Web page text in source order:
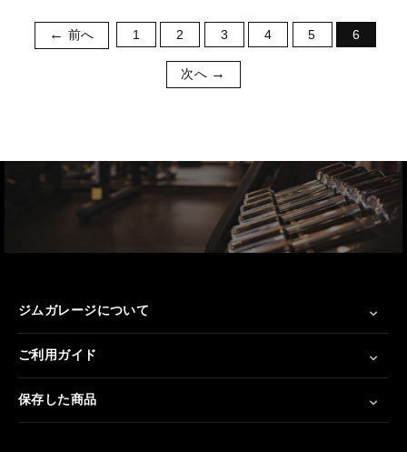
前へ 1 2 3 4 5 6
次へ
ジムガレージについて
ご利用ガイド
保存した商品